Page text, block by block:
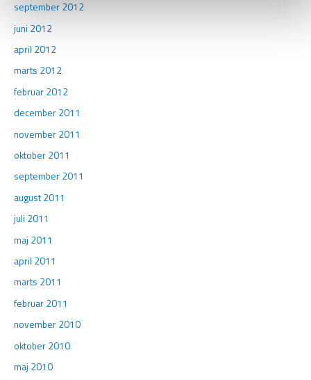
september 2012
juni 2012
april 2012
marts 2012
februar 2012
december 2011
november 2011
oktober 2011
september 2011
august 2011
juli 2011
maj 2011
april 2011
marts 2011
februar 2011
november 2010
oktober 2010
maj 2010